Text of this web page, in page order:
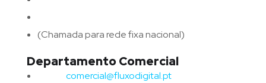
(Chamada para rede fixa nacional)
Departamento Comercial
comercial@fluxodigital.pt